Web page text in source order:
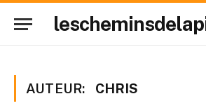
AUTEUR: CHRIS